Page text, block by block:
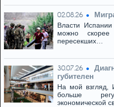
02.08.26
Власти Испании
можно скорее
пересекших…
30.07.26
губителен
На мой взгляд,
больше
экономической